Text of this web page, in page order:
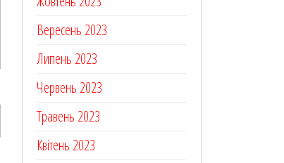
Вересень 2023
Липень 2023
Червень 2023
Травень 2023
Квітень 2023